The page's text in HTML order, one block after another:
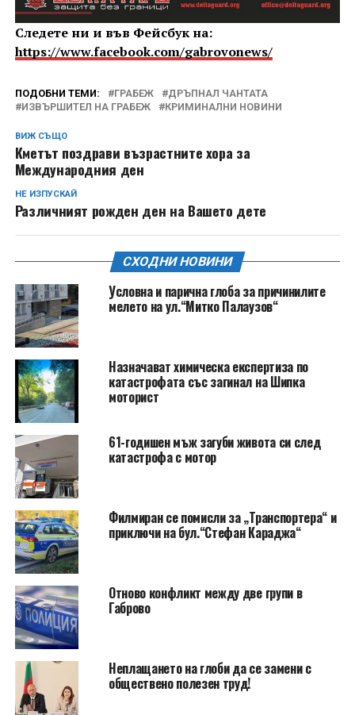
Следете ни и във Фейсбук на:
https://www.facebook.com/gabrovonews/
ПОДОБНИ ТЕМИ: ГРАБЕЖ
ДРЪПНАЛ ЧАНТАТА
ИЗВЪРШИТЕЛ НА ГРАБЕЖ
КРИМИНАЛНИ НОВИНИ
ВИЖ СЪЩО
Кметът поздрави възрастните хора за
Международния ден
НЕ ИЗПУСКАЙ
Различният рожден ден на Вашето дете
СХОДНИ НОВИНИ
Условна и парична глоба за причинилите
мелето на ул.“Митко Палаузов“
Назначават химическа експертиза по
катастрофата със загинал на Шипка
моторист
61-годишен мъж загуби живота си след
катастрофа с мотор
Филмиран се помисли за „Транспортера“ и
приключи на бул.“Стефан Караджа“
Отново конфликт между две групи в
Габрово
Неплащането на глоби да се замени с
обществено полезен труд!